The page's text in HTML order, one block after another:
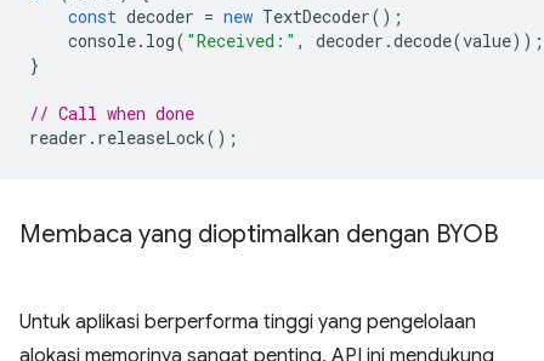
const decoder = new TextDecoder();
console. log( "Received:" , decoder .decode(value));
}
// Call when done
reader . releaseLock();
Membaca yang dioptimalkan dengan BYOB
Untuk aplikasi berperforma tinggi yang pengelolaan
alokasi memorinya sangat penting, API ini mendukung